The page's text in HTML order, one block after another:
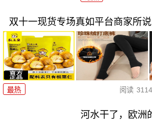
双十一现货专场真如平台商家所说
最热 阅读
河水干了，欧洲